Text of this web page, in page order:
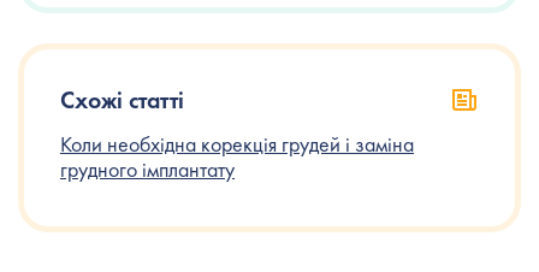
Схожі статті
Коли необхідна корекція грудей і заміна
грудного імплантату